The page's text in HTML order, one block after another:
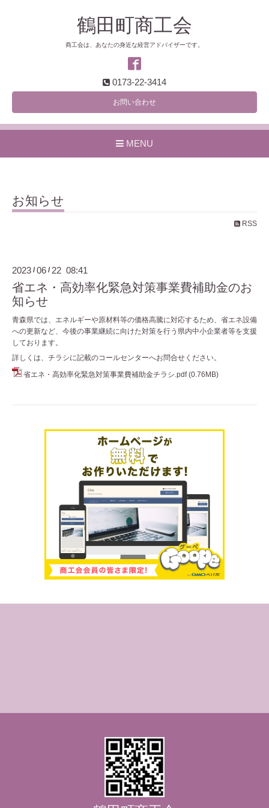
鶴田町商工会
商工会は、あなたの身近な経営アドバイザーです。
0173-22-3414
お問い合わせ
MENU
お知らせ
RSS
2023 /06 / 22 08:41
省エネ・高効率化緊急対策事業費補助金のお
知らせ
青森県では、エネルギーや原材料等の価格高騰に対応するため、省エネ設備
への更新など、今後の事業継続に向けた対策を行う県内中小企業者等を支援
しております。
詳しくは、チラシに記載のコールセンターへお問合せください。
省エネ・高効率化緊急対策事業費補助金チラシ.pdf (0.76MB)